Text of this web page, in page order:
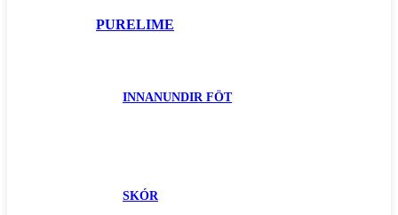
PURELIME
INNANUNDIR FÖT
SKÓR